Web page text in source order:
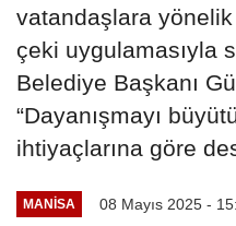
vatandaşlara yönelik
çeki uygulamasıyla
Belediye Başkanı
“Dayanışmayı
ihtiyaçlarına göre
MANİSA 08 Mayıs 2025 -